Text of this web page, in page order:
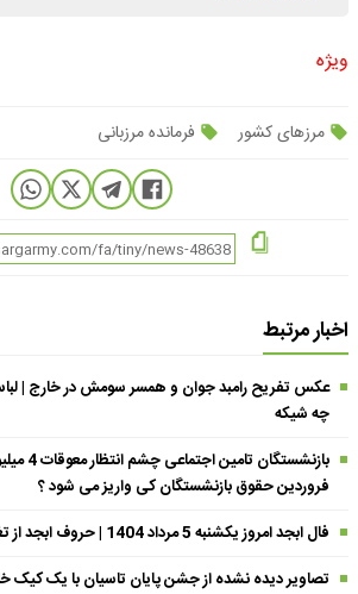
ویژه
مرزهای کشور فرمانده مرزبانی
اخبار مرتبط
عکس تفریح رامبد جوان و همسر سومش در خارج |
چه شیکه
فروردین حقوق بازنشستگان کی واریز می شود ؟
فال ابجد امروز یکشنبه 5 مرداد 1404 | حروف ابجد از تغییرات مثبت خبر می‌دهند !
تصاویر دیده نشده از جشن پایان تاسیان با یک